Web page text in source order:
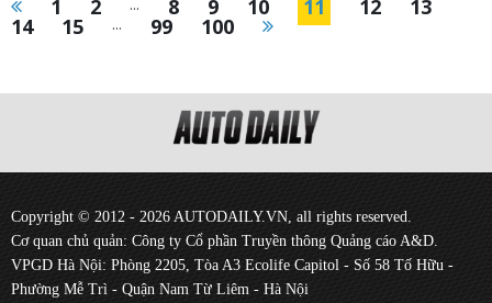
1 2 8 9 10 11 12 13
14 15 ... 99 100
Copyright © 2012 - 2026 AUTODAILY.VN, all rights reserved.
Cơ quan chủ quản: Công ty Cổ phần Truyền thông Quảng cáo A&D.
VPGD Hà Nội: Phòng 2205, Tòa A3 Ecolife Capitol - Số 58 Tố Hữu -
Phường Mễ Trì - Quận Nam Từ Liêm - Hà Nội